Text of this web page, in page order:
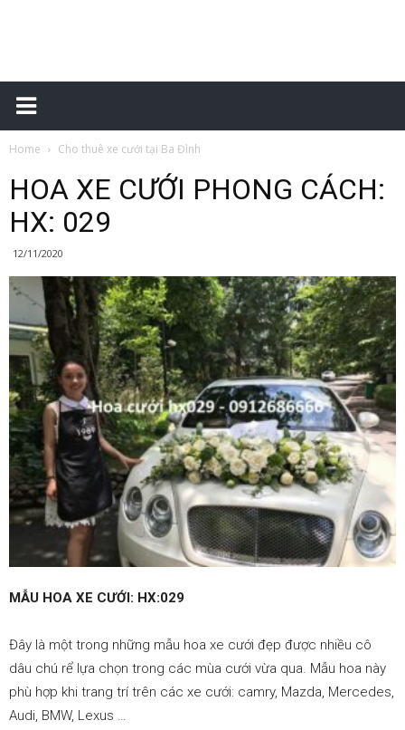
Đặt
bay
–
0912686666
|
Dat
Home Cho thuê xe cưới tại Ba Đình
HOA XE CƯỚI PHONG CÁCH:
HX: 029
12/11/2020
MẪU HOA XE CƯỚI: HX:029
Đây là một trong những mẫu hoa xe cưới đẹp được nhiều cô
dâu chú rể lựa chọn trong các mùa cưới vừa qua. Mẫu hoa này
phù hợp khi trang trí trên các xe cưới: camry, Mazda, Mercedes,
Audi, BMW, Lexus …